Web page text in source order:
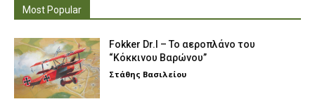
Most Popular
Fokker Dr.I – To αεροπλάνο του
“Κόκκινου Βαρώνου”
Στάθης Βασιλείου